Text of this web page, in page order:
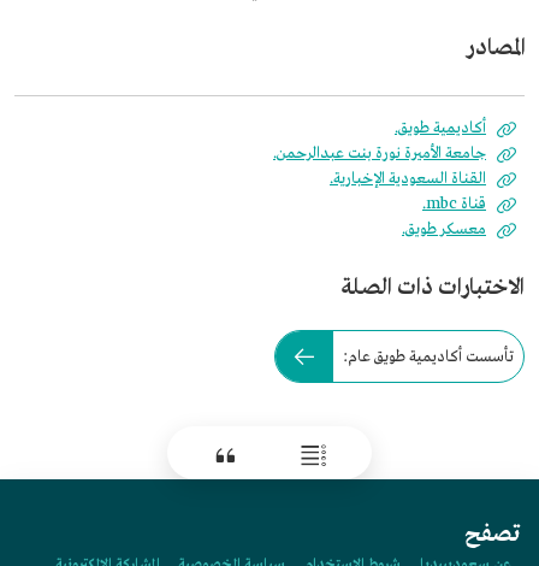
المصادر
أكاديمية طويق.
جامعة الأميرة نورة بنت عبدالرحمن.
القناة السعودية الإخبارية.
قناة mbc.
معسكر طويق.
الاختبارات ذات الصلة
تأسست أكاديمية طويق عام:
تصفح